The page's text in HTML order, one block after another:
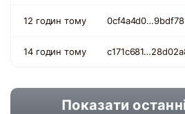
12 годин тому
14 годин тому
Показати